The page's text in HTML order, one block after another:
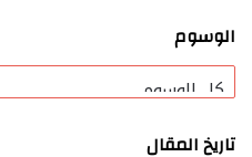
الوسوم
تاريخ المقال